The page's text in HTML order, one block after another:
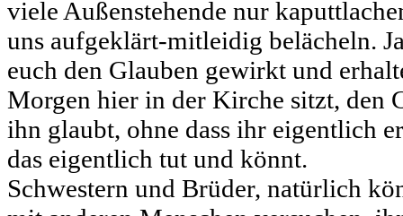
viele Außenstehende nur
uns aufgeklärt-mitleidig belächeln.
euch den Glauben gewirkt und
Morgen hier in der Kirche sitzt, den
ihn glaubt, ohne dass ihr eigentlich
das eigentlich tut und könnt.
Schwestern und Brüder, natürlich